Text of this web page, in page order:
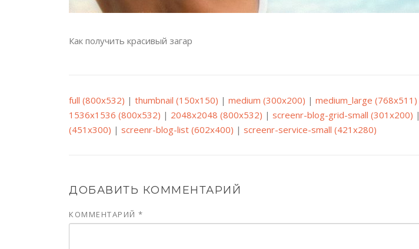
Как получить красивый загар
full (800x532) | thumbnail (150x150) | medium (300x200) | medium_large (768x511)
1536x1536 (800x532) | 2048x2048 (800x532) | screenr-blog-grid-small (301x200) |
(451x300) | screenr-blog-list (602x400) | screenr-service-small (421x280)
ДОБАВИТЬ КОММЕНТАРИЙ
КОММЕНТАРИЙ *